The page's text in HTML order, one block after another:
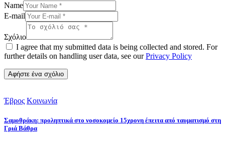
Name
E-mail
Σχόλιο
I agree that my submitted data is being collected and stored. For
further details on handling user data, see ourPrivacy Policy
Έβρος Κοινωνία
Σαμοθράκη: προληπτικά στο νοσοκομείο 15χρονη έπειτα από ταυματισμό στη
Γριά Βάθρα